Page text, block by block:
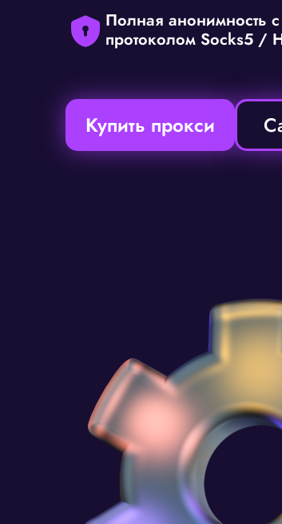
Полная анонимность с
протоколом Socks5 /
Купить прокси